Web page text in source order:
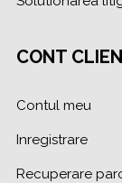
CONT
Contul meu
Inregistrare
Recuperare